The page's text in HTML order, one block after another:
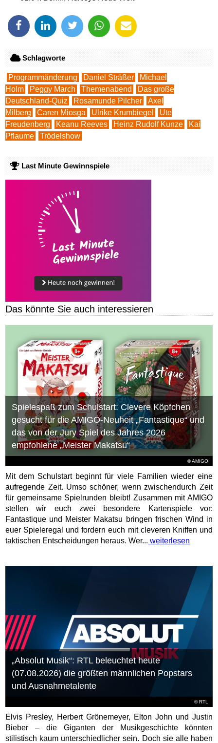
Schlagworte
Programmänderung Daniel Sträßer
Michael
Holm
Peggy March Themenabend
Das große
Deutschland-Quiz
Rosamunde Pilcher
Axel
Milberg
Caren Miosga Ulrike Krumbiegel
Ute
Freudenberg
Keanu Reeves Heinz Rudolf Kunze
Kai
Pflaume
Trödelshow
Last Minute Gewinnspiele
Das könnte Sie auch interessieren
© AMIGO
Spielespaß zum Schulstart: Clevere Köpfchen
gesucht für die AMIGO-Neuheit „Fantastique“ und
das von der Jury Spiel des Jahres 2026
empfohlene „Meister Makatsu“
Mit dem Schulstart beginnt für viele Familien wieder eine
aufregende Zeit. Umso schöner, wenn zwischendurch Zeit
für gemeinsame Spielrunden bleibt! Zusammen mit AMIGO
stellen wir euch zwei besondere Kartenspiele vor:
Fantastique und Meister Makatsu bringen frischen Wind in
euer Spieleregal und fordern euch mit cleveren Kniffen und
taktischen Entscheidungen heraus. Wer... weiterlesen
©RTL
„Absolut Musik“: RTL beleuchtet heute
(07.08.2026) die größten männlichen Popstars
und Ausnahmetalente
Elvis Presley, Herbert Grönemeyer, Elton John und Justin
Bieber – die Giganten der Musikgeschichte könnten
stilistisch kaum unterschiedlicher sein. Doch sie alle haben